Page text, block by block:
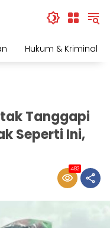
Hukum & Kriminal
Tanggapi
Seperti Ini,
482